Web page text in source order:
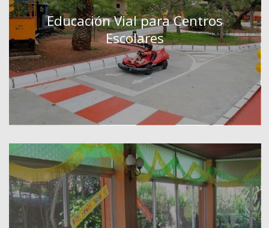
Educación Vial para Centros
Escolares